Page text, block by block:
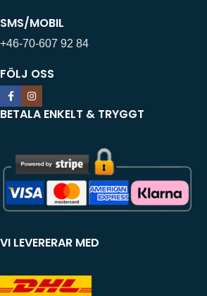
SMS/MOBIL
+46-70-607 92 84
FÖLJ OSS
BETALA ENKELT & TRYGGT
VI LEVERERAR MED